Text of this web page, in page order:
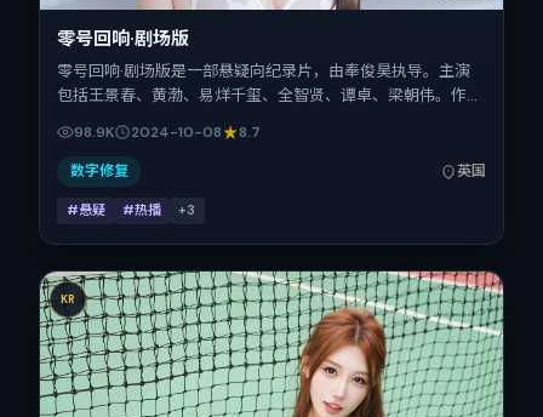
零号回响·剧场版
零号回响·剧场版是一部悬疑向纪录片，由奉俊昊执导。主演
包括王景春、黄渤、易烊千玺、全智贤、谭卓、梁朝伟。作品
映日期 2024-10-08，正片时长113分钟。
98.9K 2024-10-08 8.7
数字修复 英国
#悬疑 #热播 +3
KR